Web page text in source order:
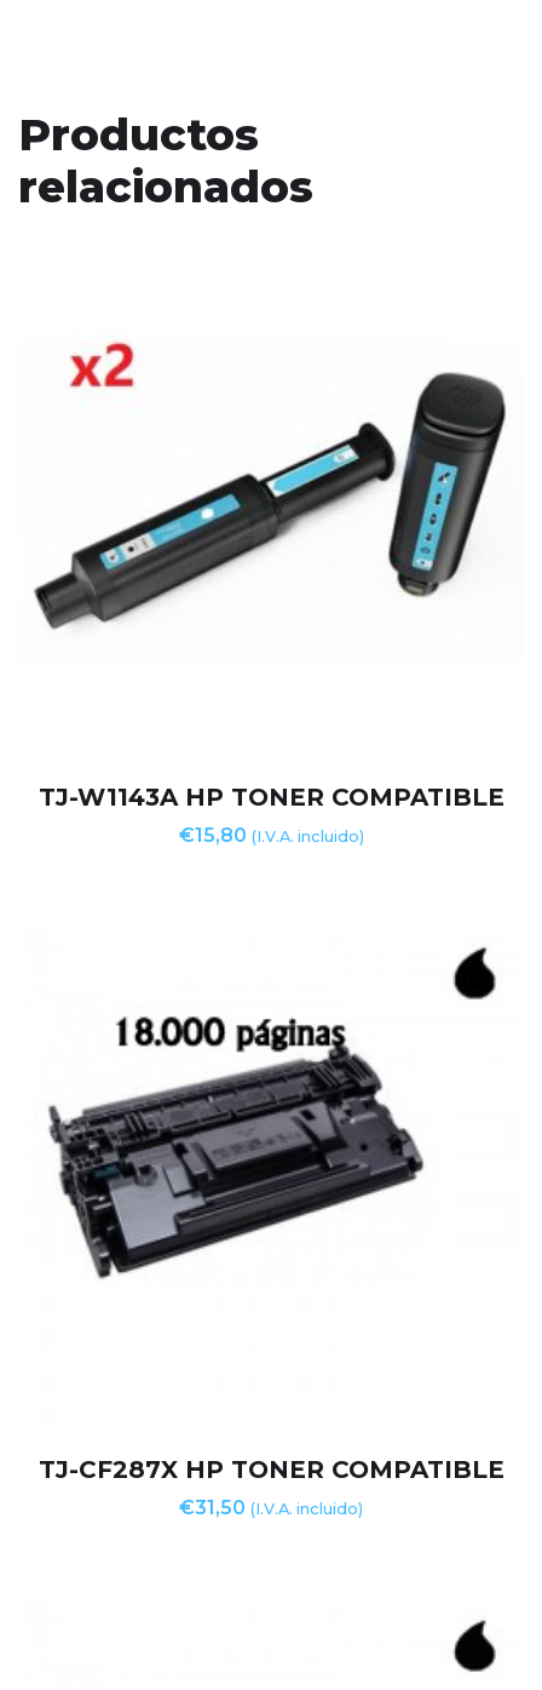
Productos
relacionados
TJ-W1143A HP TONER COMPATIBLE
€15,80 (I.V.A. incluido)
TJ-CF287X HP TONER COMPATIBLE
€31,50 (I.V.A. incluido)